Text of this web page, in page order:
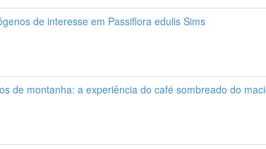
de interesse em Passiflora edulis Sims
de montanha: a experiência do café sombreado do